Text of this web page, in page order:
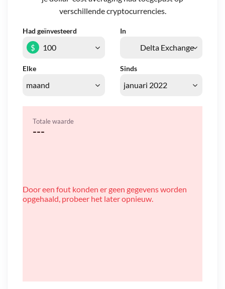
verschillende cryptocurrencies.
Had geïnvesteerd In
Elke Sinds
$
Totale waarde
---
Door een fout konden er geen gegevens worden
opgehaald, probeer het later opnieuw.